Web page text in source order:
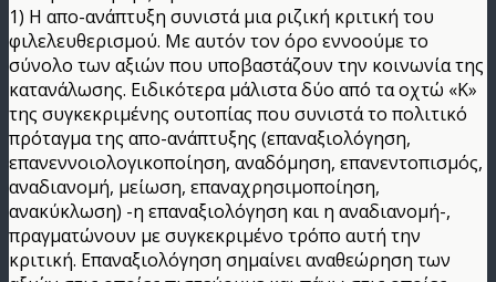
1) Η απο-ανάπτυξη συνιστά μια ριζική κριτική του
φιλελευθερισμού. Με αυτόν τον όρο εννοούμε το
σύνολο των αξιών που υποβαστάζουν την κοινωνία της
κατανάλωσης. Ειδικότερα μάλιστα δύο από τα οχτώ «Κ»
της συγκεκριμένης ουτοπίας που συνιστά το πολιτικό
πρόταγμα της απο-ανάπτυξης (επαναξιολόγηση,
επανεννοιολογικοποίηση, αναδόμηση, επανεντοπισμός,
αναδιανομή, μείωση, επαναχρησιμοποίηση,
ανακύκλωση) -η επαναξιολόγηση και η αναδιανομή-,
πραγματώνουν με συγκεκριμένο τρόπο αυτή την
κριτική. Επαναξιολόγηση σημαίνει αναθεώρηση των